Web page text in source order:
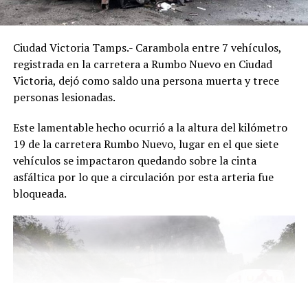
Ciudad Victoria Tamps.- Carambola entre 7 vehículos,
registrada en la carretera a Rumbo Nuevo en Ciudad
Victoria, dejó como saldo una persona muerta y trece
personas lesionadas.
Este lamentable hecho ocurrió a la altura del kilómetro
19 de la carretera Rumbo Nuevo, lugar en el que siete
vehículos se impactaron quedando sobre la cinta
asfáltica por lo que a circulación por esta arteria fue
bloqueada.